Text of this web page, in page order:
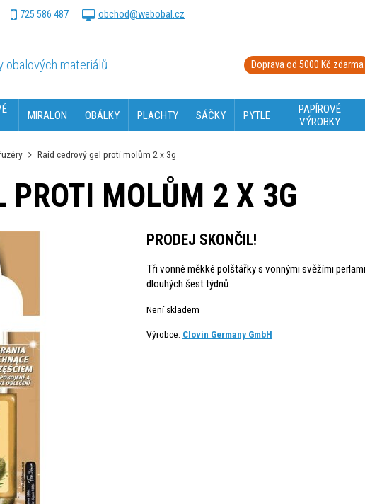
725 586 487 obchod@webobal.cz
obalových materiálů Doprava od 5000 Kč zdarma
MIRALON OBÁLKY PLACHTY SÁČKY PYTLE
PAPÍROVÉ
VÝROBKY
Raid cedrový gel proti molům 2 x 3g
PROTI MOLŮM 2 X 3G
PRODEJ SKONČIL!
Tři vonné měkké polštářky s vonnými svěžími
dlouhých šest týdnů.
Není skladem
Výrobce: Clovin Germany GmbH